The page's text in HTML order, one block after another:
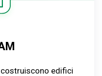
edifici